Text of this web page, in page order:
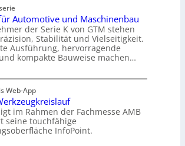
Automotive und Maschinenbau
der Serie K von GTM stehen
Stabilität und Vielseitigkeit.
Ausführung, hervorragende
kompakte Bauweise machen…
Web-App
im Rahmen der Fachmesse AMB
seine touchfähige
InfoPoint.